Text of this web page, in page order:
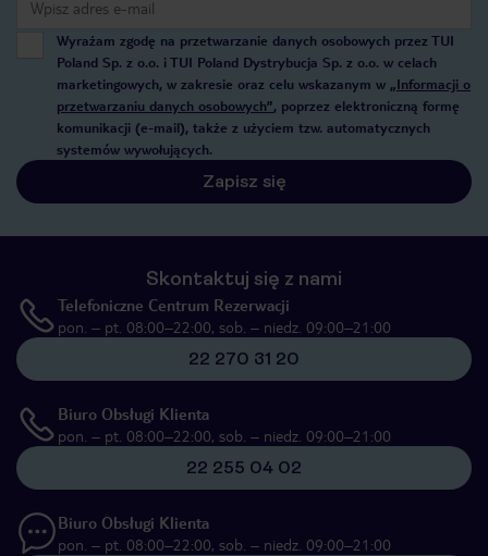
Wyrażam zgodę na przetwarzanie danych osobowych przez TUI
Poland Sp. z o.o. i TUI Poland Dystrybucja Sp. z o.o. w celach
marketingowych, w zakresie oraz celu wskazanym w „Informacji o
przetwarzaniu danych osobowych”, poprzez elektroniczną formę
komunikacji (e-mail), także z użyciem tzw. automatycznych
systemów wywołujących.
Zapisz się
Skontaktuj się z nami
Telefoniczne Centrum Rezerwacji
pon. – pt. 08:00–22:00, sob. – niedz. 09:00–21:00
22 270 31 20
Biuro Obsługi Klienta
pon. – pt. 08:00–22:00, sob. – niedz. 09:00–21:00
22 255 04 02
Biuro Obsługi Klienta
pon. – pt. 08:00–22:00, sob. – niedz. 09:00–21:00